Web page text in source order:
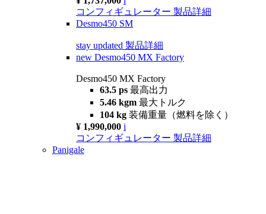
コンフィギュレーター 製品詳細
Desmo450 SM
stay updated 製品詳細
new Desmo450 MX Factory
Desmo450 MX Factory
63.5 ps 最高出力
5.46 kgm 最大トルク
104 kg 装備重量（燃料を除く）
¥ 1,990,000 i
コンフィギュレーター 製品詳細
Panigale